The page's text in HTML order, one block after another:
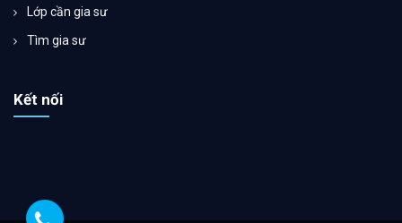
Lớp cần gia sư
Tìm gia sư
Kết nối